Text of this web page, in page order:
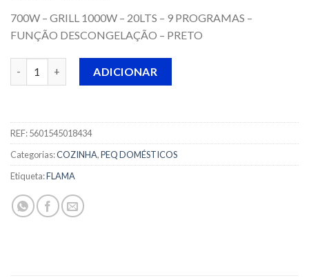
700W – GRILL 1000W – 20LTS – 9 PROGRAMAS –
FUNÇÃO DESCONGELAÇÃO – PRETO
ADICIONAR
REF:5601545018434
Categorias:COZINHA,PEQ DOMÉSTICOS
Etiqueta:FLAMA